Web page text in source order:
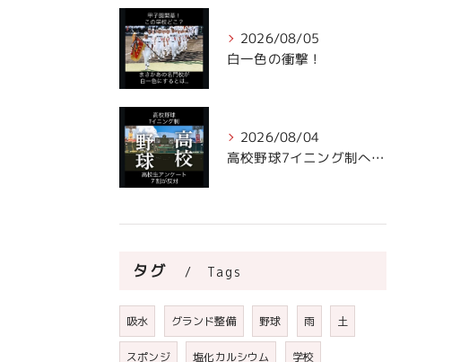
2026/08/05
白一色の衝撃！
2026/08/04
高校野球7イニング制への声。
タグ Tags
吸水 グランド整備 野球 雨 土
スポンジ 塩化カルシウム 学校